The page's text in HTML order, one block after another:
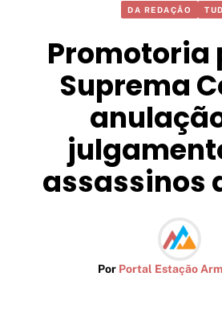
DA REDAÇÃO
Promotoria
Suprema
assassinos
Por Portal Estação